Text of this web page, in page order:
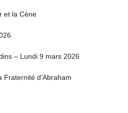
et la Cène
– Lundi 9 mars 2026
d’Abraham